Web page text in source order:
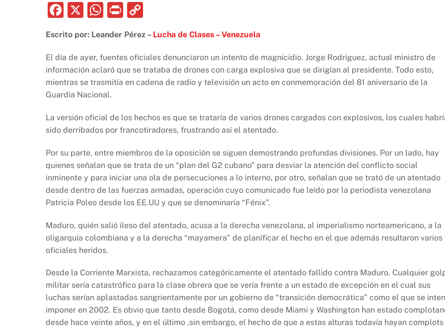
F
c
e
b
o
k
X
W
at
s
A
p
P
nt p
y
Li
n
Escrito por: Leander Pérez – Lucha de Clases – Venezuela
El día de ayer, fuentes oficiales denunciaron un intento de magnicidio. Jorge Rodríguez, actual ministro de
información aclaró que se trataba de drones con carga explosiva que se dirigían al presidente. Todo esto,
mientras se trasmitía en cadena de radio y televisión un acto en conmemoración del 81 aniversario de la
Guardia Nacional.
La versión oficial de los hechos es que se trataría de varios drones cargados con explosivos, los cuales
sido derribados por francotiradores, frustrando así el atentado.
Por su parte, entre miembros de la oposición se siguen demostrando profundas divisiones. Por un lado, hay
quienes señalan que se trata de un “plan del G2 cubano” para desviar la atención del conflicto social
inminente y para iniciar una ola de persecuciones a lo interno, por otro, señalan que se trató de un atentado
desde dentro de las fuerzas armadas, operación cuyo comunicado fue leído por la periodista venezolana
Patricia Poleo desde los EE.UU y que se denominaría “Fénix”.
Maduro, quién salió ileso del atentado, acusa a la derecha venezolana, al imperialismo norteamericano, a la
oligarquía colombiana y a la derecha “mayamera” de planificar el hecho en el que además resultaron varios
oficiales heridos.
Desde la Corriente Marxista, rechazamos categóricamente el atentado fallido contra Maduro. Cualquier
militar sería catastrófico para la clase obrera que se vería frente a un estado de excepción en el cual sus
luchas serían aplastadas sangrientamente por un gobierno de “transición democrática” como el que se
imponer en 2002. Es obvio que tanto desde Bogotá, como desde Miami y Washington han estado
desde hace veinte años, y en el último ,sin embargo, el hecho de que a estas alturas todavía hayan complots